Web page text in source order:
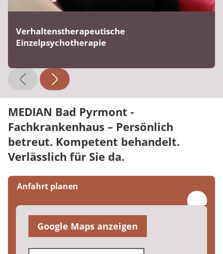
Verhaltenstherapeutische
Einzelpsychotherapie
MEDIAN Bad Pyrmont -
Fachkrankenhaus – Persönlich
betreut. Kompetent behandelt.
Verlässlich für Sie da.
Anfahrt planen
Google Maps anzeigen